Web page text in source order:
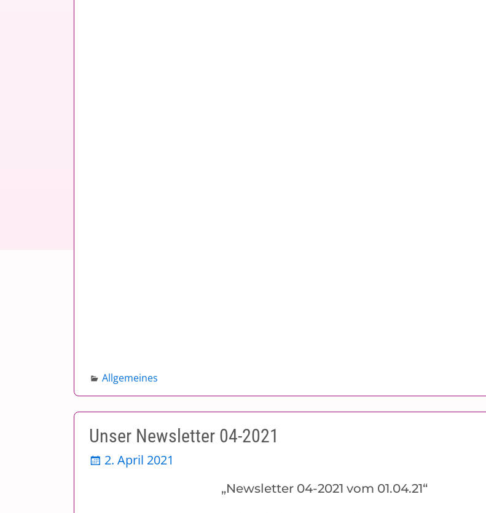
Allgemeines
Unser Newsletter 04-2021
2. April 2021
„Newsletter 04-2021 vom 01.04.21“